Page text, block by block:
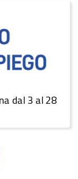
dal 3 al 28